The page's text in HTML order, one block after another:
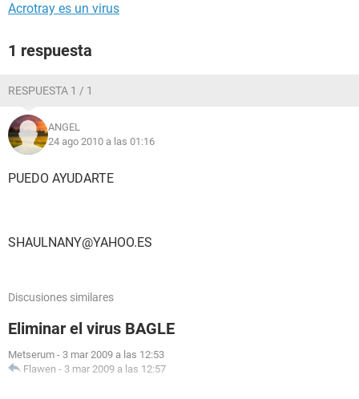
Acrotray es un virus
1 respuesta
RESPUESTA 1 / 1
ANGEL
24 ago 2010 a las 01:16
PUEDO AYUDARTE
SHAULNANY@YAHOO.ES
Discusiones similares
Eliminar el virus BAGLE
Metserum - 3 mar 2009 a las 12:53
Flawen - 3 mar 2009 a las 12:57